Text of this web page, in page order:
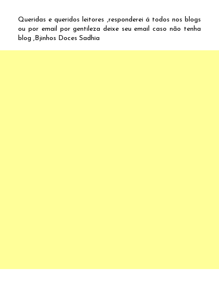
Queridas e queridos leitores ,responderei á todos nos blogs
ou por email por gentileza deixe seu email caso não tenha
blog ,Bjinhos Doces Sadhia